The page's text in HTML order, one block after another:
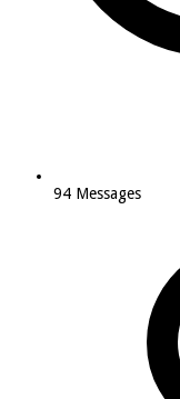
94 Messages